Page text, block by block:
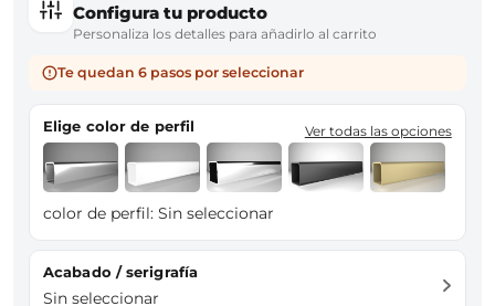
Configura tu producto
Personaliza los detalles para añadirlo al carrito
Te quedan 6 pasos por seleccionar
Elige color de perfil Ver todas las opciones
color de perfil: Sin seleccionar
Acabado / serigrafía
Sin seleccionar